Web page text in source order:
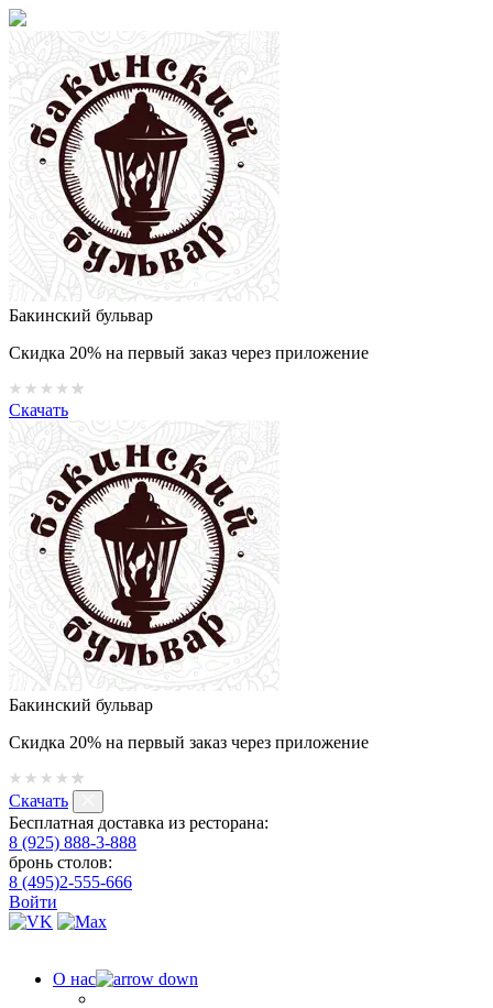
Бакинский бульвар
Скидка 20% на первый заказ через приложение
Скачать
Бакинский бульвар
Скидка 20% на первый заказ через приложение
Скачать
Бесплатная доставка из ресторана:
8 (925) 888-3-888
бронь столов:
8 (495)2-555-666
Войти
О нас